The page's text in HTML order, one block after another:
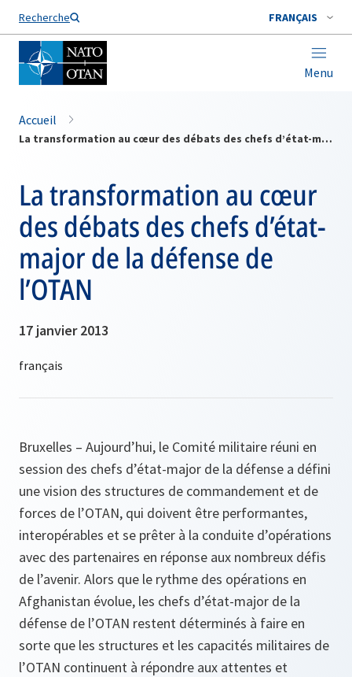
Recherche FRANÇAIS
Menu
Nom de famille*
Accueil
La transformation au cœur des débats des chefs d’état-major de la défense de l’OTAN
La transformation au cœur
des débats des chefs d’état-
major de la défense de
l’OTAN
17 janvier 2013
Bruxelles – Aujourd’hui, le Comité militaire réuni en
session des chefs d’état-major de la défense a défini
une vision des structures de commandement et de
forces de l’OTAN, qui doivent être performantes,
interopérables et se prêter à la conduite d’opérations
avec des partenaires en réponse aux nombreux défis
de l’avenir. Alors que le rythme des opérations en
Afghanistan évolue, les chefs d’état-major de la
défense de l’OTAN restent déterminés à faire en
sorte que les structures et les capacités militaires de
l’OTAN continuent à répondre aux attentes et